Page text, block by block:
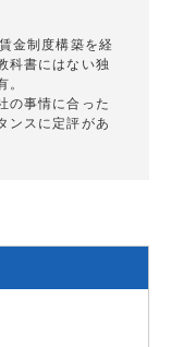
金制度構築を経
科書にはない独
。
の事情に合った
ンスに定評があ